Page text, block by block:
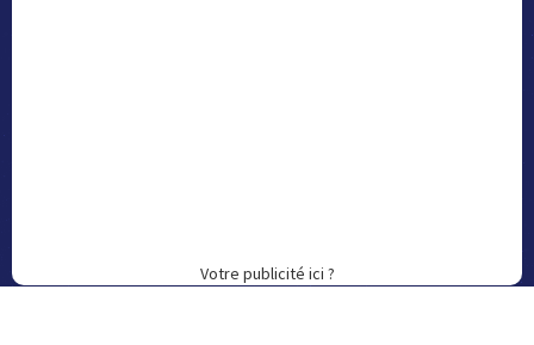
Votre publicité ici ?